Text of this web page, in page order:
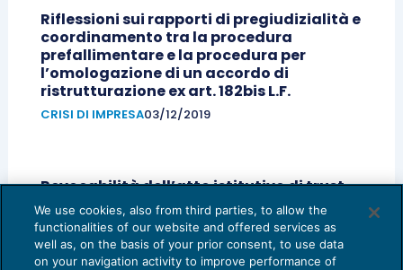
Riflessioni sui rapporti di pregiudizialità e
coordinamento tra la procedura
prefallimentare e la procedura per
l’omologazione di un accordo di
ristrutturazione ex art. 182bis L.F.
CRISI DI IMPRESA03/12/2019
Revocabilità dell’atto istitutivo di trust
CRISI DI IMPRESA17/09/2019
1 2
We use cookies, also from third parties, to allow the
functionalities of our website and offered services as
well as, on the basis of your prior consent, to use data
on your navigation activity to improve performance of